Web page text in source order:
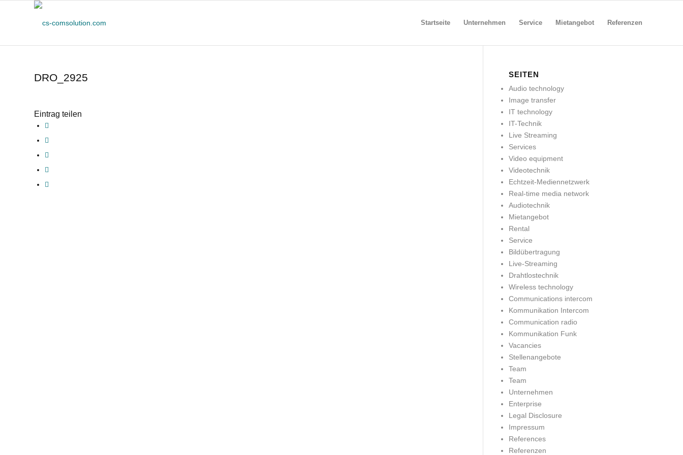
Startseite Unternehmen Service Mietangebot Referenzen
DRO_2925
Eintrag teilen
SEITEN
Audio technology
Image transfer
IT technology
IT-Technik
Live Streaming
Services
Video equipment
Videotechnik
Echtzeit-Mediennetzwerk
Real-time media network
Audiotechnik
Mietangebot
Rental
Service
Bildübertragung
Live-Streaming
Drahtlostechnik
Wireless technology
Communications intercom
Kommunikation Intercom
Communication radio
Kommunikation Funk
Vacancies
Stellenangebote
Team
Team
Unternehmen
Enterprise
Legal Disclosure
Impressum
References
Referenzen